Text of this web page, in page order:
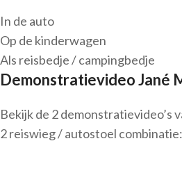
In de auto
Op de kinderwagen
Als reisbedje / campingbedje
Demonstratievideo Jané
Bekijk de 2 demonstratievideo’s
2 reiswieg / autostoel combinatie: